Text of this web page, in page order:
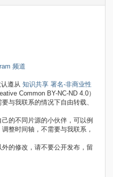
频道
遵从 知识共享 署名-非商业性
Common BY-NC-ND 4.0）
与我联系的情况下自由转载、
的不同片源的小伙伴，可以例
整时间轴，不需要与我联系，
的修改，请不要公开发布，留